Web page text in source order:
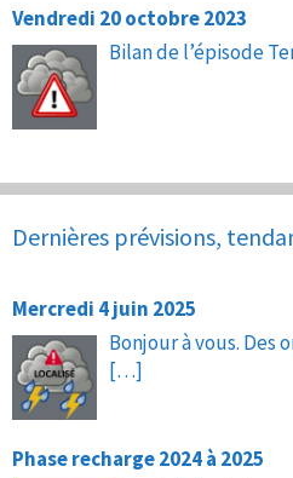
Vendredi 20 octobre 2023
Bilan de l’épisode
Dernières prévisions,
Mercredi 4 juin 2025
Bonjour à vous. Des
[…]
Phase recharge 2024 à 2025